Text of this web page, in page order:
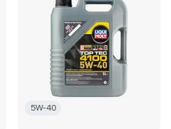
5W-40